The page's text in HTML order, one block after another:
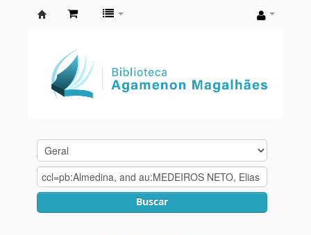
Agamenon
Magalhães
Buscar